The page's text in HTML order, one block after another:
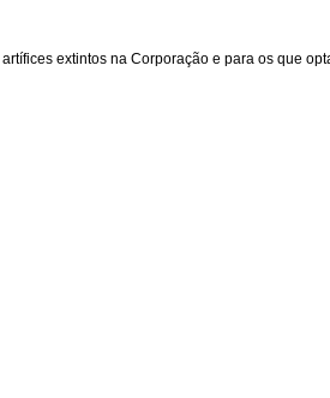
extintos na Corporação e para os que